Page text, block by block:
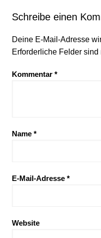
Schreibe einen
Deine E-Mail-Adresse
Erforderliche Felder sind
Kommentar *
Name *
E-Mail-Adresse *
Website